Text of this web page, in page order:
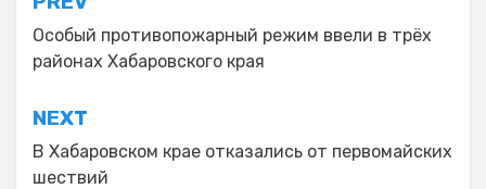
по
записям
Особый противопожарный режим ввели в трёх
районах Хабаровского края
NEXT
В Хабаровском крае отказались от первомайских
шествий